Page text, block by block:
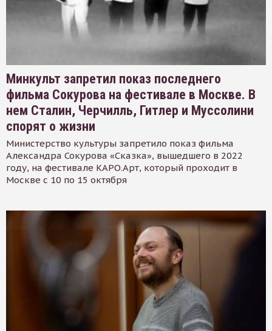
Минкульт запретил показ последнего
фильма Сокурова на фестивале в Москве. В
нем Сталин, Черчилль, Гитлер и Муссолини
спорят о жизни
Министерство культуры запретило показ фильма
Александра Сокурова «Сказка», вышедшего в 2022
году, на фестивале КАРО.Арт, который проходит в
Москве с 10 по 15 октября